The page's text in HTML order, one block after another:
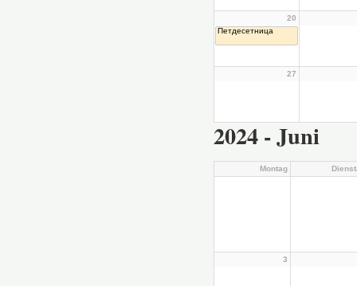
20
Петдесетница
27
2024 - Juni
Montag
3